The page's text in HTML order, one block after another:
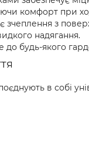
комфорт при
зчеплення з
надягання.
до будь-якого
в собі